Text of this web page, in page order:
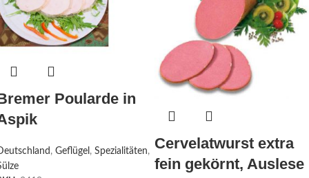
Poularde in
, Geflügel , Spezialitäten, Cervelatwurst extra
fein gekörnt, Auslese